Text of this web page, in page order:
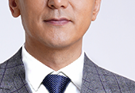
濟 軍事 科技
天天學習 習式妙語
中國 熊貓頻道